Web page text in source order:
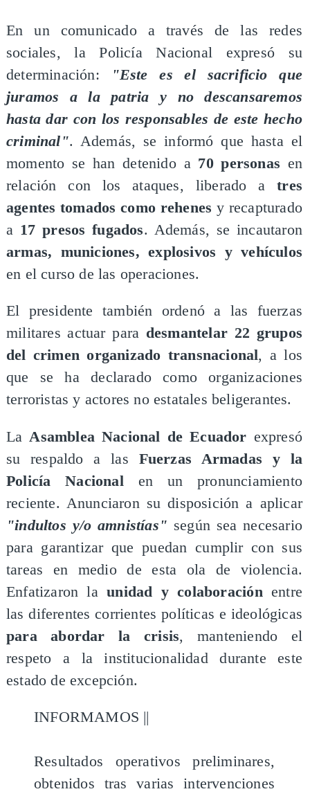
​En un comunicado a través de las redes
sociales, la Policía Nacional expresó su
determinación:
"Este es el sacrificio que
juramos a la patria y no descansaremos
hasta dar con los responsables de este hecho
criminal". Además, se informó que hasta el
momento se han detenido a 70 personas en
relación con los ataques, liberado atres
agentes tomados como rehenes y recapturado
a 17 presos fugados. Además, se incautaron
armas, municiones, explosivos y vehículos
en el curso de las operaciones.
​El presidente también ordenó a las fuerzas
militares actuar para desmantelar 22 grupos
del crimen organizado transnacional, a los
que se ha declarado como organizaciones
terroristas y actores no estatales beligerantes.
​LaAsamblea Nacional de Ecuador expresó
su respaldo a las Fuerzas Armadas y la
Policía Nacionalen un pronunciamiento
reciente. Anunciaron su disposición a aplicar
"indultos y/o amnistías" según sea necesario
para garantizar que puedan cumplir con sus
tareas en medio de esta ola de violencia.
Enfatizaron launidad y colaboraciónentre
las diferentes corrientes políticas e ideológicas
para abordar la crisis, manteniendo el
respeto a la institucionalidad durante este
estado de excepción.
INFORMAMOS ||
Resultados operativos preliminares,
obtenidos tras varias intervenciones